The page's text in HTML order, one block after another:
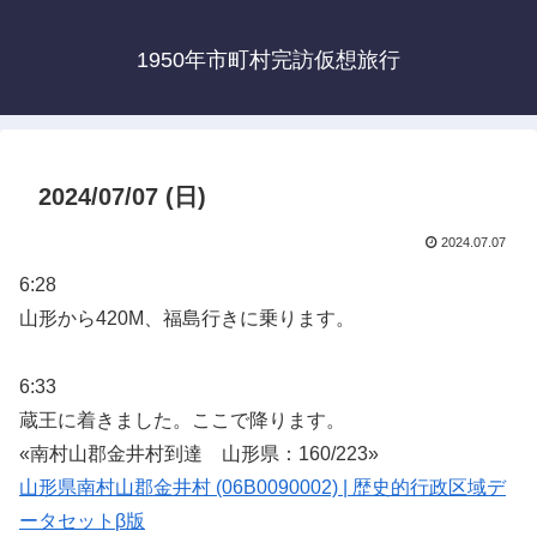
1950年市町村完訪仮想旅行
2024/07/07 (日)
2024.07.07
6:28
山形から420M、福島行きに乗ります。
6:33
蔵王に着きました。ここで降ります。
«南村山郡金井村到達 山形県：160/223»
山形県南村山郡金井村 (06B0090002) | 歴史的行政区域デ
ータセットβ版